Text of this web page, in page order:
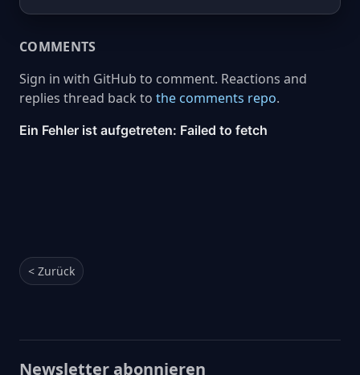
COMMENTS
Sign in with GitHub to comment. Reactions and
replies thread back to the comments repo.
< Zurück
Newsletter abonnieren